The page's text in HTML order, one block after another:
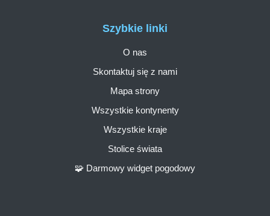
Szybkie linki
O nas
Skontaktuj się z nami
Mapa strony
Wszystkie kontynenty
Wszystkie kraje
Stolice świata
🧩 Darmowy widget pogodowy